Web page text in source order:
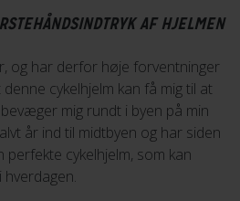
AF HJELMEN
og har derfor høje forventninger
cykelhjelm kan få mig til at
mig rundt i byen på min
år ind til midtbyen og har siden
cykelhjelm, som kan
hverdagen.